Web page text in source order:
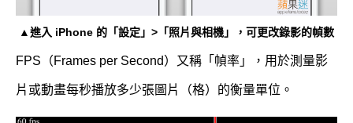
▲進入 iPhone 的「設定」>「照片與相機」，可更改錄影的幀數
FPS（Frames per Second）又稱「幀率」，用於測量影
片或動畫每秒播放多少張圖片（格）的衡量單位。